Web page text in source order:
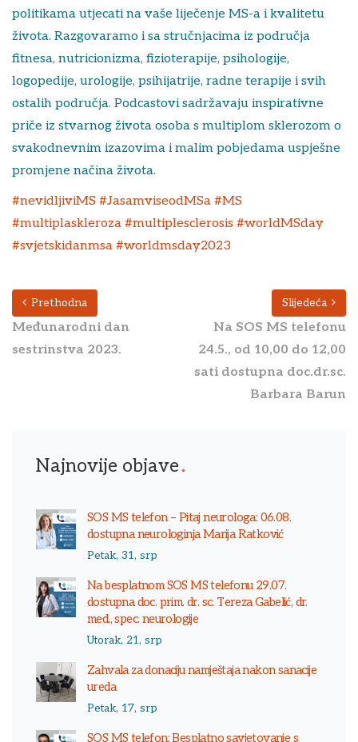
politikama utjecati na vaše liječenje MS-a i kvalitetu
života. Razgovaramo i sa stručnjacima iz područja
fitnesa, nutricionizma, fizioterapije, psihologije,
logopedije, urologije, psihijatrije, radne terapije i svih
ostalih područja. Podcastovi sadržavaju inspirativne
priče iz stvarnog života osoba s multiplom sklerozom o
svakodnevnim izazovima i malim pobjedama uspješne
promjene načina života.
#nevidljiviMS #JasamviseodMSa #MS
#multiplaskleroza #multiplesclerosis #worldMSday
#svjetskidanmsa #worldmsday2023
Prethodna
Međunarodni dan
sestrinstva 2023.
Slijedeća
Na SOS MS telefonu
24.5., od 10,00 do 12,00
sati dostupna doc.dr.sc.
Barbara Barun
Najnovije objave
SOS MS telefon – Pitaj neurologa: 06.08.
dostupna neurologinja Marija Ratković
Petak, 31, srp
Na besplatnom SOS MS telefonu 29.07.
dostupna doc. prim. dr. sc. Tereza Gabelić, dr.
med., spec. neurologije
Utorak, 21, srp
Zahvala za donaciju namještaja nakon sanacije
ureda
Petak, 17, srp
SOS MS telefon: Besplatno savjetovanje s